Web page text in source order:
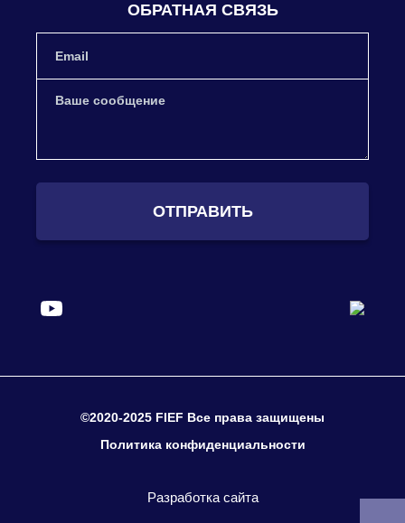
ОБРАТНАЯ СВЯЗЬ
ОТПРАВИТЬ
©2020-2025 FIEF Все права защищены
Политика конфиденциальности
Разработка сайта